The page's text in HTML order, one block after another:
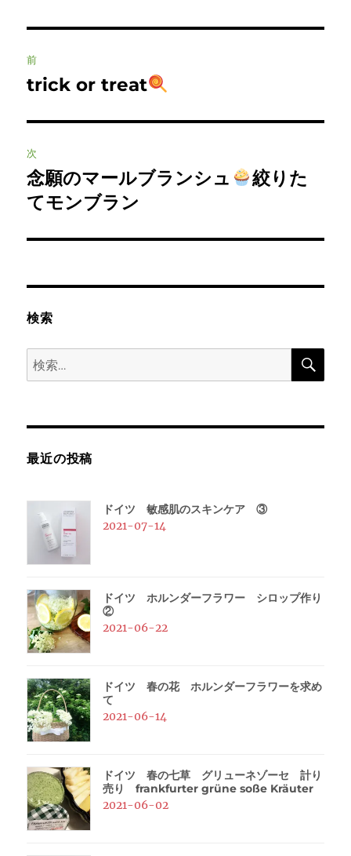
稿
ビ
ゲ
ー
シ
ン
前
前
投
稿:
trick or treat
次
次
の
稿:
念願のマールブランシュ
絞りた
てモンブラン
検索
検
索:
検
最近の投稿
ドイツ 敏感肌のスキンケア ③
2021-07-14
ドイツ ホルンダーフラワー シロップ作り
②
2021-06-22
ドイツ 春の花 ホルンダーフラワーを求め
て
2021-06-14
ドイツ 春の七草 グリューネゾーセ 計り
売り frankfurter grüne soße Kräuter
2021-06-02